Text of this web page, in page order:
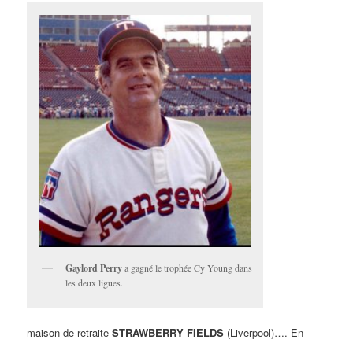
Gaylord Perrya gagné le trophée Cy Young dans
les deux ligues.
maison de retraiteSTRAWBERRY FIELDS (Liverpool)…. En